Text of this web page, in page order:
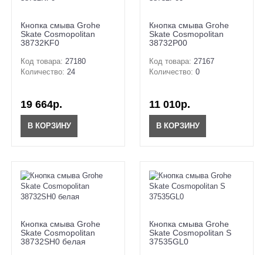
Кнопка смыва Grohe
Skate Cosmopolitan
38732KF0
Код товара: 27180
Количество: 24
19 664р.
В КОРЗИНУ
Кнопка смыва Grohe
Skate Cosmopolitan
38732P00
Код товара: 27167
Количество: 0
11 010р.
В КОРЗИНУ
Кнопка смыва Grohe
Skate Cosmopolitan
38732SH0 белая
Кнопка смыва Grohe
Skate Cosmopolitan S
37535GL0